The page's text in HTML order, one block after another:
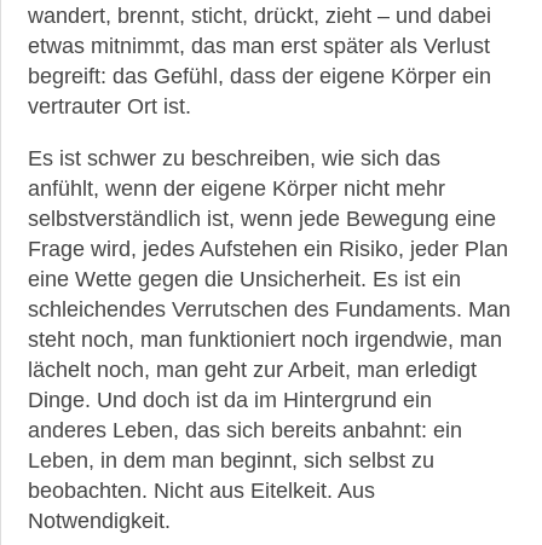
wandert, brennt, sticht, drückt, zieht – und dabei
etwas mitnimmt, das man erst später als Verlust
begreift: das Gefühl, dass der eigene Körper ein
vertrauter Ort ist.
Es ist schwer zu beschreiben, wie sich das
anfühlt, wenn der eigene Körper nicht mehr
selbstverständlich ist, wenn jede Bewegung eine
Frage wird, jedes Aufstehen ein Risiko, jeder Plan
eine Wette gegen die Unsicherheit. Es ist ein
schleichendes Verrutschen des Fundaments. Man
steht noch, man funktioniert noch irgendwie, man
lächelt noch, man geht zur Arbeit, man erledigt
Dinge. Und doch ist da im Hintergrund ein
anderes Leben, das sich bereits anbahnt: ein
Leben, in dem man beginnt, sich selbst zu
beobachten. Nicht aus Eitelkeit. Aus
Notwendigkeit.
►
News
Symptome
►
Diagnostik
►
Therapien
►
Krankheiten
►